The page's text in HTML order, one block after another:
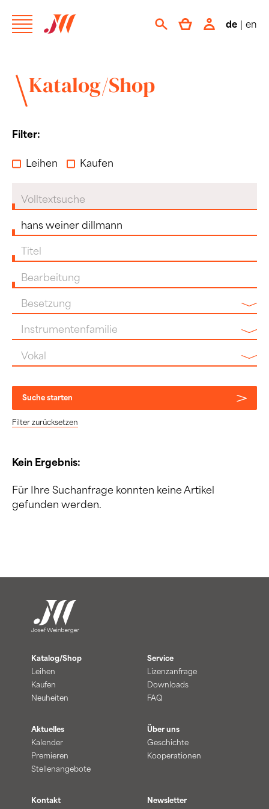
de | en
Katalog/Shop
Filter:
Leihen Kaufen
Suche starten
Filter zurücksetzen
Kein Ergebnis:
Für Ihre Suchanfrage konnten keine Artikel
gefunden werden.
Katalog/Shop
Leihen
Kaufen
Neuheiten
Service
Lizenzanfrage
Downloads
FAQ
Aktuelles
Kalender
Premieren
Stellenangebote
Über uns
Geschichte
Kooperationen
Kontakt
Newsletter